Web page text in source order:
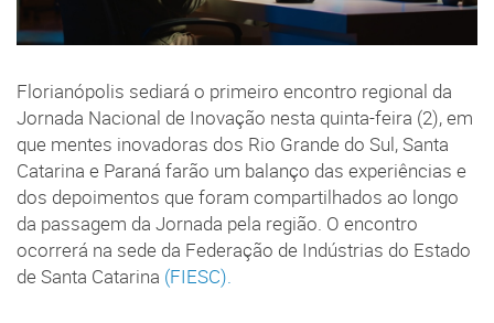
Florianópolis sediará o primeiro encontro regional da
Jornada Nacional de Inovação nesta quinta-feira (2), em
que mentes inovadoras dos Rio Grande do Sul, Santa
Catarina e Paraná farão um balanço das experiências e
dos depoimentos que foram compartilhados ao longo
da passagem da Jornada pela região. O encontro
ocorrerá na sede da Federação de Indústrias do Estado
de Santa Catarina (FIESC).